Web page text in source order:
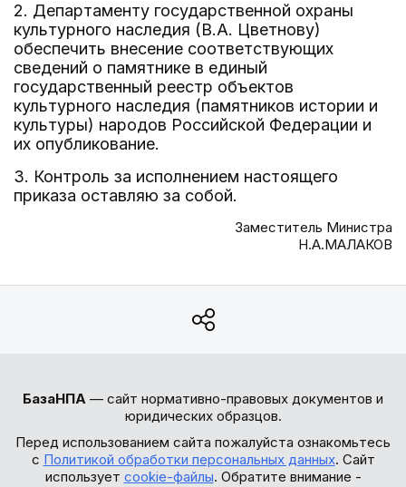
2. Департаменту государственной охраны
культурного наследия (В.А. Цветнову)
обеспечить внесение соответствующих
сведений о памятнике в единый
государственный реестр объектов
культурного наследия (памятников истории и
культуры) народов Российской Федерации и
их опубликование.
3. Контроль за исполнением настоящего
приказа оставляю за собой.
Заместитель Министра
Н.А.МАЛАКОВ
БазаНПА — сайт нормативно-правовых документов и
юридических образцов.
Перед использованием сайта пожалуйста ознакомьтесь
с Политикой обработки персональных данных. Сайт
использует cookie-файлы. Обратите внимание -